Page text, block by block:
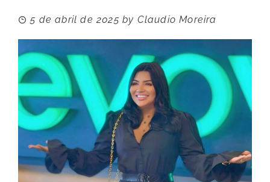
5 de abril de 2025 by Claudio Moreira